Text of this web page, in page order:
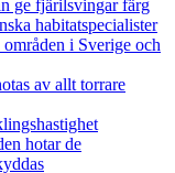
ge fjärilsvingar färg
habitatspecialister
i Sverige och
av allt torrare
hotar de